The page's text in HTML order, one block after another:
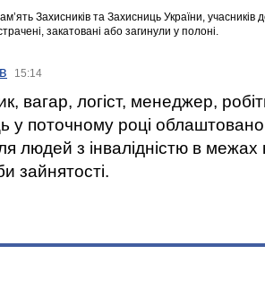
Захисників та Захисниць України,
закатовані або загинули у полоні.
15:14
вагар, логіст, менеджер,
у поточному році
людей з інвалідністю в межах
зайнятості.